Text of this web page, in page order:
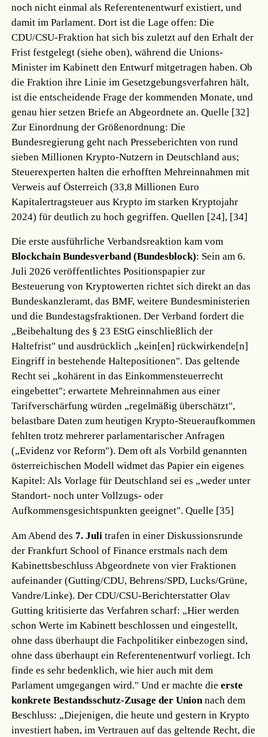
noch nicht einmal als Referentenentwurf existiert, und
damit im Parlament. Dort ist die Lage offen: Die
CDU/CSU-Fraktion hat sich bis zuletzt auf den Erhalt der
Frist festgelegt (siehe oben), während die Unions-
Minister im Kabinett den Entwurf mitgetragen haben. Ob
die Fraktion ihre Linie im Gesetzgebungsverfahren hält,
ist die entscheidende Frage der kommenden Monate, und
genau hier setzen Briefe an Abgeordnete an.Quelle [32]
Zur Einordnung der Größenordnung: Die
Bundesregierung geht nach Presseberichten von rund
sieben Millionen Krypto-Nutzern in Deutschland aus;
Steuerexperten halten die erhofften Mehreinnahmen mit
Verweis auf Österreich (33,8 Millionen Euro
Kapitalertragsteuer aus Krypto im starken Kryptojahr
2024) für deutlich zu hoch gegriffen.Quellen [24], [34]
Die erste ausführliche Verbandsreaktion kam vom
Blockchain Bundesverband (Bundesblock): Sein am 6.
Juli 2026 veröffentlichtes Positionspapier zur
Besteuerung von Kryptowerten richtet sich direkt an das
Bundeskanzleramt, das BMF, weitere Bundesministerien
und die Bundestagsfraktionen. Der Verband fordert die
„Beibehaltung des § 23 EStG einschließlich der
Haltefrist" und ausdrücklich „kein[en] rückwirkende[n]
Eingriff in bestehende Haltepositionen". Das geltende
Recht sei „kohärent in das Einkommensteuerrecht
eingebettet"; erwartete Mehreinnahmen aus einer
Tarifverschärfung würden „regelmäßig überschätzt",
belastbare Daten zum heutigen Krypto-Steueraufkommen
fehlten trotz mehrerer parlamentarischer Anfragen
(„Evidenz vor Reform"). Dem oft als Vorbild genannten
österreichischen Modell widmet das Papier ein eigenes
Kapitel: Als Vorlage für Deutschland sei es „weder unter
Standort- noch unter Vollzugs- oder
Aufkommensgesichtspunkten geeignet".Quelle [35]
Am Abend des 7. Juli trafen in einer Diskussionsrunde
der Frankfurt School of Finance erstmals nach dem
Kabinettsbeschluss Abgeordnete von vier Fraktionen
aufeinander (Gutting/CDU, Behrens/SPD, Lucks/Grüne,
Vandre/Linke). Der CDU/CSU-Berichterstatter Olav
Gutting kritisierte das Verfahren scharf: „Hier werden
schon Werte im Kabinett beschlossen und eingestellt,
ohne dass überhaupt die Fachpolitiker einbezogen sind,
ohne dass überhaupt ein Referentenentwurf vorliegt. Ich
finde es sehr bedenklich, wie hier auch mit dem
Parlament umgegangen wird." Und er machte dieerste
konkrete Bestandsschutz-Zusage der Unionnach dem
Beschluss: „Diejenigen, die heute und gestern in Krypto
investiert haben, im Vertrauen auf das geltende Recht, die